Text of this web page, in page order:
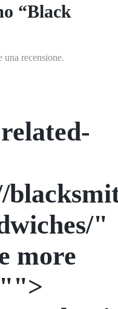
“Black
una recensione.
"
more